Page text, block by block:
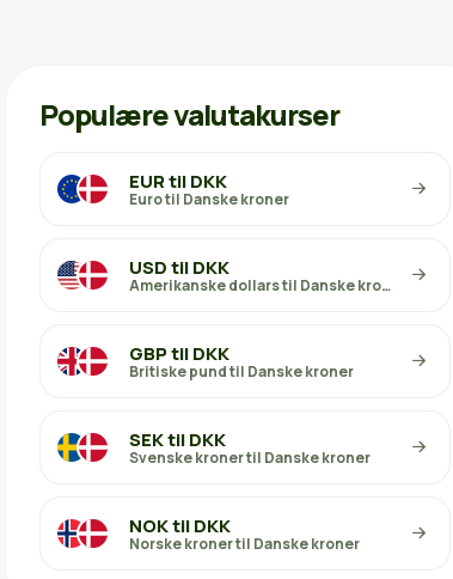
Populære valutakurser
EUR til DKK
Euro til Danske kroner
USD til DKK
Amerikanske dollars til Danske kroner
GBP til DKK
Britiske pund til Danske kroner
SEK til DKK
Svenske kroner til Danske kroner
NOK til DKK
Norske kroner til Danske kroner